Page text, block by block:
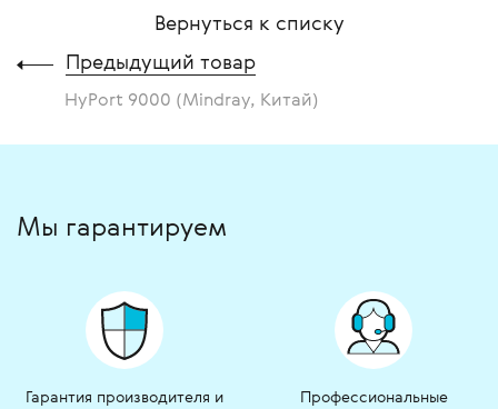
Вернуться к списку
Предыдущий товар
HyPort 9000 (Mindray, Китай)
Мы гарантируем
Гарантия производителя и
Профессиональные